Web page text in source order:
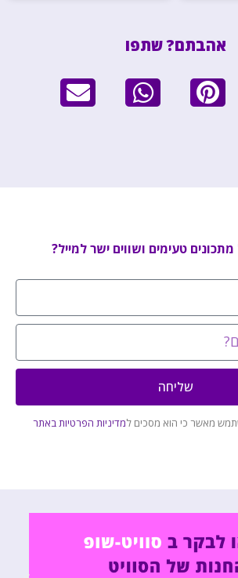
אהבתם? שתפו
טעימים ושווים ישר למייל?
מאשר כי הוא מסכים למדיניות הפרטיות באתר
שליחה